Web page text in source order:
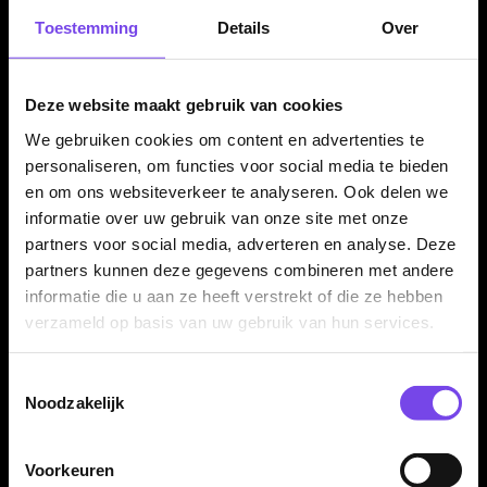
Toestemming Details Over
Deze website maakt gebruik van cookies
We gebruiken cookies om content en advertenties te
personaliseren, om functies voor social media te bieden
en om ons websiteverkeer te analyseren. Ook delen we
informatie over uw gebruik van onze site met onze
partners voor social media, adverteren en analyse. Deze
partners kunnen deze gegevens combineren met andere
informatie die u aan ze heeft verstrekt of die ze hebben
verzameld op basis van uw gebruik van hun services.
Noodzakelijk
Voorkeuren
complete set dartpijlen. Ze passen op vrijwel iedere normale
dartshaft en zijn geschikt voor zowel steeltip als softtip
Kenmerken van de GOAT Sprocket Flights
✓
Originele GOAT dart flights
✓ Strak Sprocket design
✓ Standaard / Standard No.2 flightvorm
✓ Gemaakt van stevig 100 micron chrome materiaal
✓ Zwart-grijs-witte uitvoering
✓ Zorgt voor een stabiele en gecontroleerde vlucht
✓ Geleverd per set van 3 flights